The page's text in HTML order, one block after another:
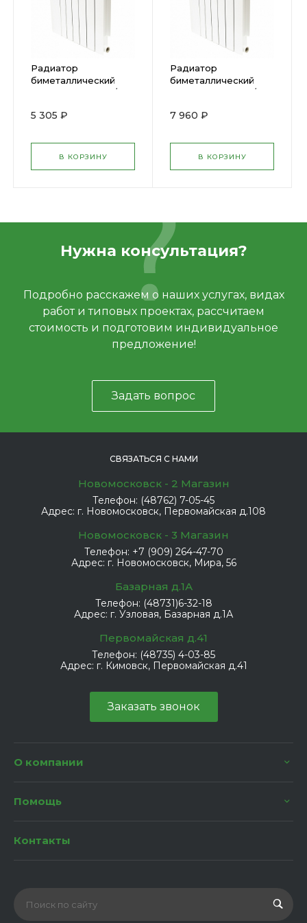
Радиатор
биметаллический
BIMETAL STI 500/80
5 305 ₽
В КОРЗИНУ
Радиатор
биметаллический
BIMETAL STI 500/80
7 960 ₽
В КОРЗИНУ
Нужна консультация?
Подробно расскажем о наших услугах, видах
работ и типовых проектах, рассчитаем
стоимость и подготовим индивидуальное
предложение!
Задать вопрос
СВЯЗАТЬСЯ С НАМИ
Новомосковск - 2 Магазин
Телефон: (48762) 7-05-45
Адрес: г. Новомосковск, Первомайская д.108
Новомосковск - 3 Магазин
Телефон: +7 (909) 264-47-70
Адрес: г. Новомосковск, Мира, 56
Базарная д.1А
Телефон: (48731)6-32-18
Адрес: г. Узловая, Базарная д.1А
Первомайская д.41
Телефон: (48735) 4-03-85
Адрес: г. Кимовск, Первомайская д.41
Заказать звонок
О компании
Помощь
Контакты